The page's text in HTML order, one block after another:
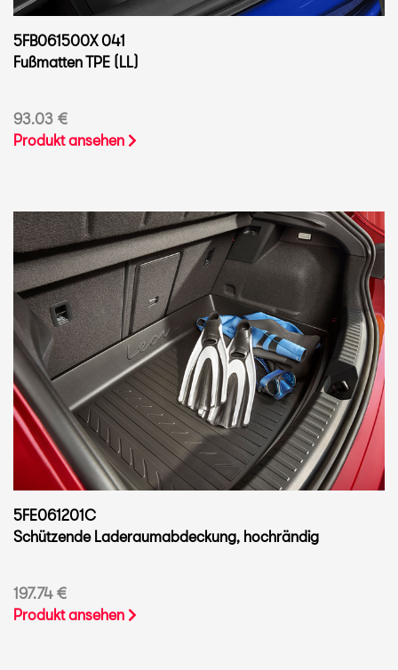
5FB061500X 041
Fußmatten TPE (LL)
93.03 €
Produkt ansehen
5FE061201C
Schützende Laderaumabdeckung, hochrändig
197.74 €
Produkt ansehen